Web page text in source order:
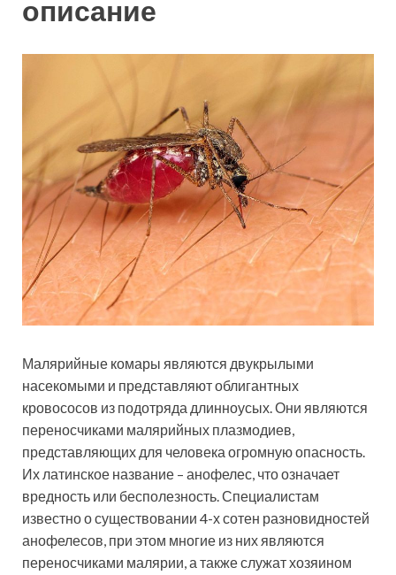
описание
Малярийные комары являются двукрылыми
насекомыми и представляют облигантных
кровососов из подотряда длинноусых. Они являются
переносчиками малярийных плазмодиев,
представляющих для человека огромную опасность.
Их латинское название – анофелес, что означает
вредность или бесполезность. Специалистам
известно о существовании 4-х сотен разновидностей
анофелесов, при этом многие из них являются
переносчиками малярии, а также служат хозяином